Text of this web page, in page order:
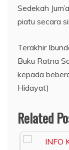
Sedekah
piatu secara
Terakhir
Buku Ratna
kepada
Hidayat)
Related